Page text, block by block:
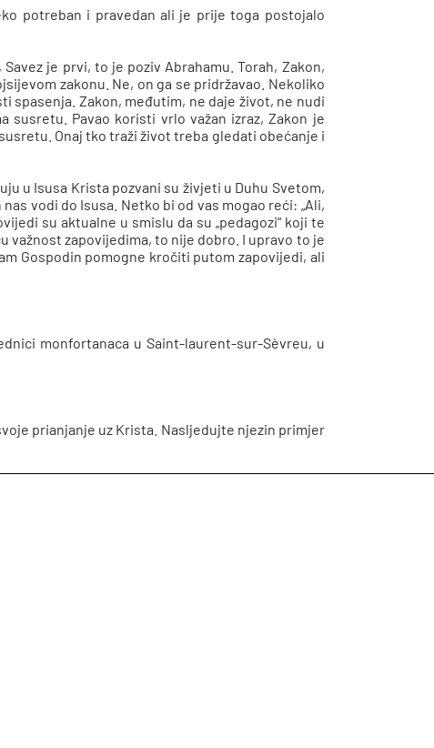
potreban i pravedan ali je prije toga postojalo
je prvi, to je poziv Abrahamu. Torah, Zakon,
zakonu. Ne, on ga se pridržavao. Nekoliko
spasenja. Zakon, međutim, ne daje život, ne nudi
Pavao koristi vrlo važan izraz, Zakon je
Onaj tko traži život treba gledati obećanje i
u Isusa Krista pozvani su živjeti u Duhu Svetom,
vodi do Isusa. Netko bi od vas mogao reći: „Ali,
su aktualne u smislu da su „pedagozi“ koji te
važnost zapovijedima, to nije dobro. I upravo to je
Gospodin pomogne kročiti putom zapovijedi, ali
monfortanaca u Saint-laurent-sur-Sèvreu, u
prianjanje uz Krista. Nasljedujte njezin primjer